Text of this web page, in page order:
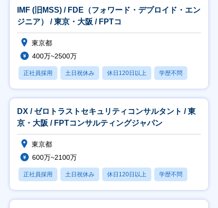
IMF (旧MSS) / FDE（フォワード・デプロイド・エン
ジニア） / 東京・大阪 / FPTコ
東京都
400万~2500万
正社員採用 土日祝休み 休日120日以上 学歴不問
DX / ゼロトラストセキュリティコンサルタント / 東
京・大阪 / FPTコンサルティングジャパン
東京都
600万~2100万
正社員採用 土日祝休み 休日120日以上 学歴不問